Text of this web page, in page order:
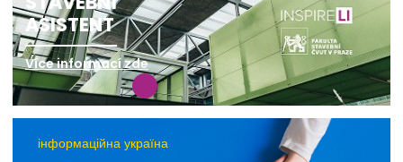
ASISTENT
Více informací zde
інформаційна україна